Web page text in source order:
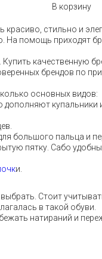
В корзину
стильно и
На помощь приходят
качественную
брендов по
основных видов:
купальники
большого пальца и
пятку. Сабо
и.
Стоит
в такой обуви.
натираний и